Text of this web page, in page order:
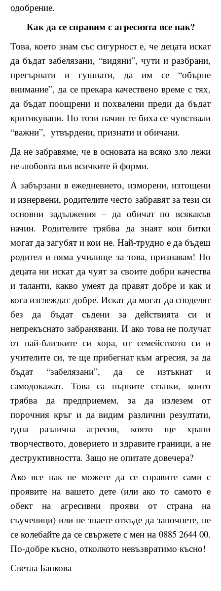
одобрение.
Как да се справим с агресията все пак?
Това, което знам със сигурност е, че децата искат
да бъдат забелязани, “видяни”, чути и разбрани,
прегърнати и гушнати, да им се “обърне
внимание”, да се прекара качествено време с тях,
да бъдат поощрени и похвалени преди да бъдат
критикувани. По този начин те биха се чувствали
“важни”, утвърдени, признати и обичани.
Да не забравяме, че в основата на всяко зло лежи
не-любовта във всичките й форми.
А забързани в ежедневието, изморени, изтощени
и изнервени, родителите често забравят за тези си
основни задължения – да обичат по всякакъв
начин. Родителите трябва да знаят кои битки
могат да загубят и кои не. Най-трудно е да бъдеш
родител и няма училище за това, признавам! Но
децата ни искат да чуят за своите добри качества
и таланти, какво умеят да правят добре и как и
кога изглеждат добре. Искат да могат да споделят
без да бъдат съдени за действията си и
непрекъснато забранявани. И ако това не получат
от най-близките си хора, от семейството си и
учителите си, те ще прибегнат към агресия, за да
бъдат “забелязани”, да се изтъкнат и
самодокажат. Това са първите стъпки, които
трябва да предприемем, за да излезем от
порочния кръг и да видим различни резултати,
една различна агресия, която ще храни
творчеството, доверието и здравите граници, а не
деструктивността. Защо не опитате довечера?
Ако все пак не можете да се справите сами с
проявите на вашето дете (или ако то самото е
обект на агресивни прояви от страна на
съученици) или не знаете откъде да започнете, не
се колебайте да се свържете с мен на 0885 2644 00.
По-добре късно, отколкото невъзвратимо късно!
Светла Банкова